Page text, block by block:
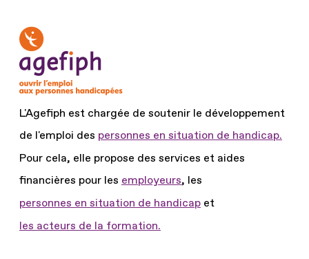
L'Agefiph est chargée de soutenir le développement
de l'emploi des personnes en situation de handicap.
Pour cela, elle propose des services et aides
financières pour les employeurs, les
personnes en situation de handicap et
les acteurs de la formation.